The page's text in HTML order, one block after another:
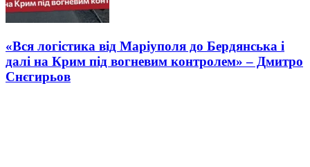
«Вся логістика від Маріуполя до Бердянська і
далі на Крим під вогневим контролем» – Дмитро
Снєгирьов